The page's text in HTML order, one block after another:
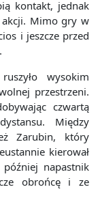
kontakt, jednak
akcji. Mimo gry w
i jeszcze przed
wysokim
przestrzeni.
czwartą
Między
Zarubin, który
kierował
później napastnik
obrońcę i ze